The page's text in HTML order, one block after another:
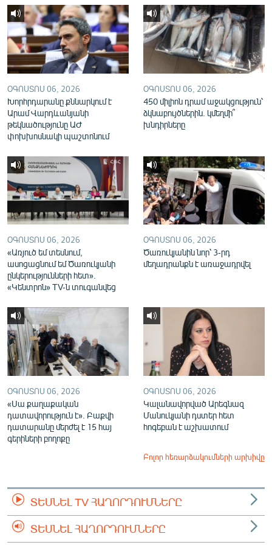
English
Русский
ՀԵՏԵՎԵՔ ՄԵԶ
ՕԳՈՍՏՈՍ 06, 2026
Խորհրդարանը քննարկում է
Արամ Վարդևանյանի
թեկնածությունը ԱԺ
փոխխոսնակի պաշտոնում
ՕԳՈՍՏՈՍ 06, 2026
450 միլիոն դրամ աջակցություն՝
ձկնաբույծներին. կմեղմի՞
խնդիրները
ՕԳՈՍՏՈՍ 06, 2026
«Առյուծ եմ տեսնում,
ասոցացնում եմ Ծառուկյանի
ընկերությունների հետ».
«Կենտրոն» TV-ն տուգանվեց
ՕԳՈՍՏՈՍ 06, 2026
Ծառուկյանին նոր՝ 3-րդ
մեղադրանքն է առաջադրվել
ՕԳՈՍՏՈՍ 06, 2026
«Սա քաղաքական
դատավորություն է». Բաքվի
դատարանը մերժել է 15 հայ
գերիների բողոքը
ՕԳՈՍՏՈՍ 06, 2026
Կալանավորված Արեգնազ
Մանուկյանի դստեր հետ
հոգեբան է աշխատում
Բոլոր հեռարձակումների արխիվը
ՏԵՍՆԵԼ TV ՀԱՂՈՐԴՈՒՄՆԵՐԸ
ՏԵՍՆԵԼ ՀԱՂՈՐԴՈՒՄՆԵՐԸ